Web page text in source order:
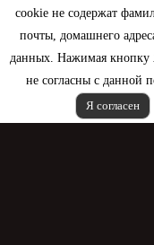
cookie не содержат
почты, домашнего
данных. Нажимая кнопку
не согласны с данной
Я согласен
Контактная